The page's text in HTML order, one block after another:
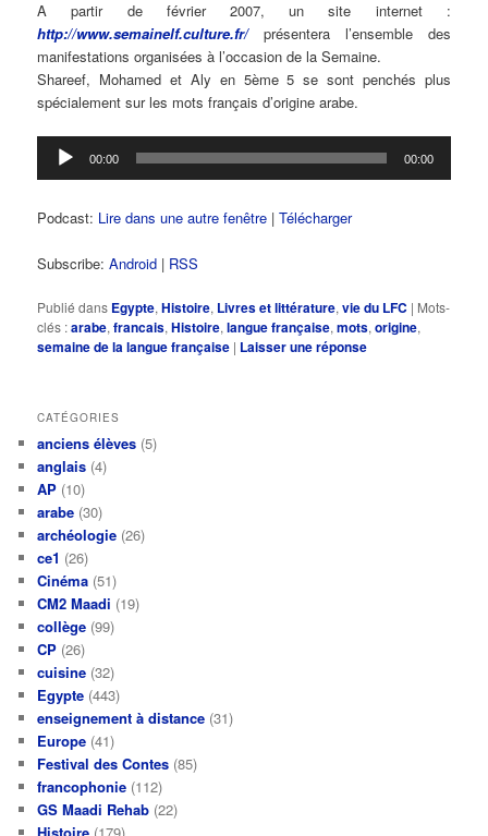
A partir de février 2007, un site internet :
http://www.semainelf.culture.fr/présentera l’ensemble des
manifestations organisées à l’occasion de la Semaine.
Shareef, Mohamed et Aly en 5ème 5 se sont penchés plus
spécialement sur les mots français d’origine arabe.
Lecteur
audio
00:00 00:00
Podcast: Lire dans une autre fenêtre |Télécharger
Subscribe:Android | RSS
Publié dans Egypte,Histoire, Livres et littérature,vie du LFC | Mots-
clés :arabe,francais,Histoire,langue française,mots,origine,
semaine de la langue française | Laisser une réponse
CATÉGORIES
anciens élèves (5)
anglais (4)
AP (10)
arabe (30)
archéologie (26)
ce1 (26)
Cinéma (51)
CM2 Maadi (19)
collège (99)
CP (26)
cuisine (32)
Egypte (443)
enseignement à distance (31)
Europe (41)
Festival des Contes (85)
francophonie (112)
GS Maadi Rehab (22)
Histoire (179)